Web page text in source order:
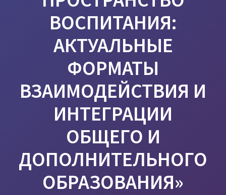
ВОСПИТАНИЯ:
АКТУАЛЬНЫЕ
ФОРМАТЫ
ВЗАИМОДЕЙСТВИЯ И
ИНТЕГРАЦИИ
ОБЩЕГО И
ДОПОЛНИТЕЛЬНОГО
ОБРАЗОВАНИЯ»